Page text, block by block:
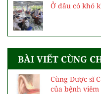
Ở đâu có khó
BÀI VIẾT CÙNG
Cùng Dược sĩ
của bệnh